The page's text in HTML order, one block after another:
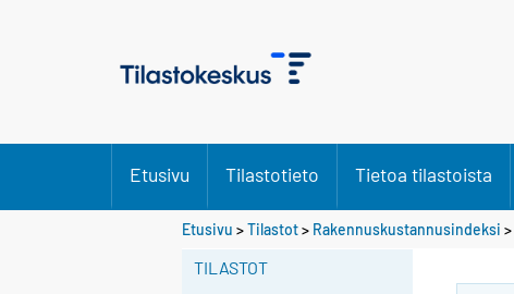
Etusivu Tilastotieto Tietoa tilastoista
Etusivu >Tilastot> Rakennuskustannusindeksi >
TILASTOT